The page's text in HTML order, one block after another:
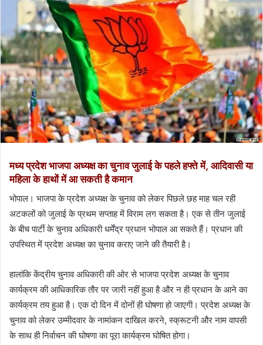
मध्य प्रदेश भाजपा अध्यक्ष का चुनाव जुलाई के पहले हफ्ते में, आदिवासी या
महिला के हाथों में आ सकती है कमान
भोपाल। भाजपा के प्रदेश अध्यक्ष के चुनाव को लेकर पिछले छह माह चल रही
अटकलों को जुलाई के प्रथम सप्ताह में विराम लग सकता है। एक से तीन जुलाई
के बीच पार्टी के चुनाव अधिकारी धर्मेंद्र प्रधान भोपाल आ सकते हैं। प्रधान की
उपस्थित में प्रदेश अध्यक्ष का चुनाव कराए जाने की तैयारी है।
हालांकि केंद्रीय चुनाव अधिकारी की ओर से भाजपा प्रदेश अध्यक्ष के चुनाव
कार्यक्रम की आधिकारिक तौर पर जारी नहीं हुआ है और न ही प्रधान के आने का
कार्यक्रम तय हुआ है। एक दो दिन में दोनों ही घोषणा हो जाएगी। प्रदेश अध्यक्ष के
चुनाव को लेकर उम्मीदवार के नामांकन दाखिल करने, स्क्रूटनी और नाम वापसी
के साथ ही निर्वाचन की घोषणा का पूरा कार्यक्रम घोषित होगा।